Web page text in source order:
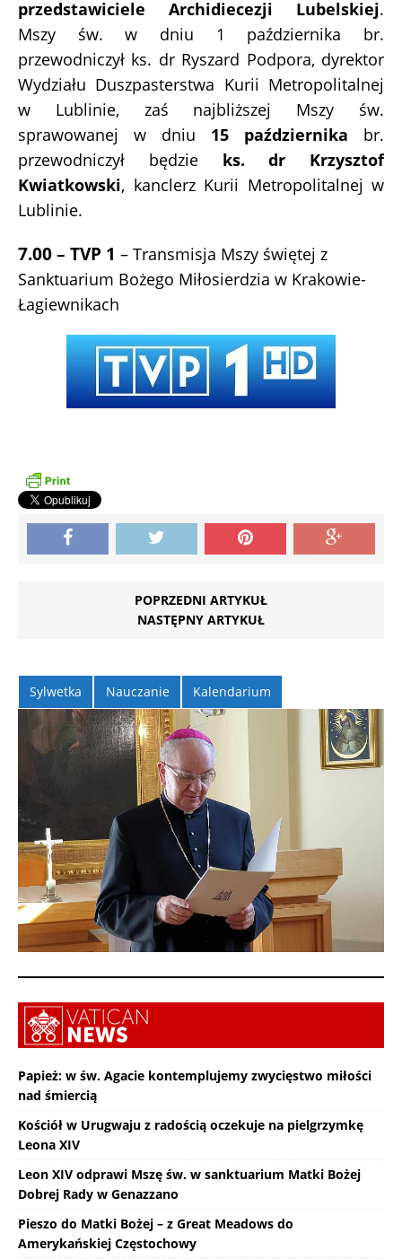
przedstawiciele Archidiecezji Lubelskiej.
Mszy św. w dniu 1 października br.
przewodniczył ks. dr Ryszard Podpora, dyrektor
Wydziału Duszpasterstwa Kurii Metropolitalnej
w Lublinie, zaś najbliższej Mszy św.
sprawowanej w dniu 15 października br.
przewodniczył będzie ks. dr Krzysztof
Kwiatkowski, kanclerz Kurii Metropolitalnej w
Lublinie.
7.00 – TVP 1 – Transmisja Mszy świętej z
Sanktuarium Bożego Miłosierdzia w Krakowie-
Łagiewnikach
POPRZEDNI ARTYKUŁ
NASTĘPNY ARTYKUŁ
Sylwetka Nauczanie Kalendarium
Papież: w św. Agacie kontemplujemy zwycięstwo miłości
nad śmiercią
Kościół w Urugwaju z radością oczekuje na pielgrzymkę
Leona XIV
Leon XIV odprawi Mszę św. w sanktuarium Matki Bożej
Dobrej Rady w Genazzano
Pieszo do Matki Bożej – z Great Meadows do
Amerykańskiej Częstochowy